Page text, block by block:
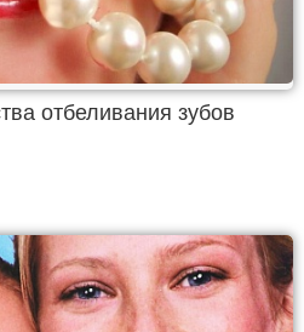
отбеливания зубов